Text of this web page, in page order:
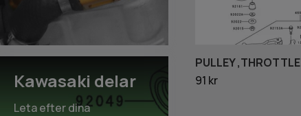
Kawasaki delar
Leta efter dina
PULLEY ,THROTTLE
91 kr